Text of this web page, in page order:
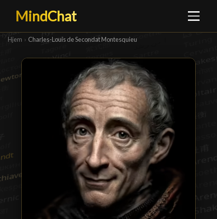
MindChat
Hjem › Charles-Louis de Secondat Montesquieu